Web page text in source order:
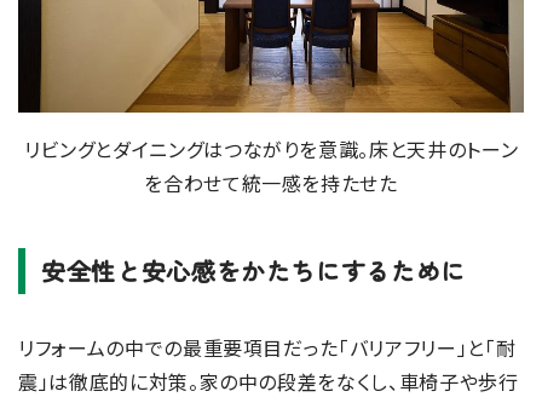
リビングとダイニングはつながりを意識。床と天井のトーン
を合わせて統一感を持たせた
安全性と安心感をかたちにするために
リフォームの中での最重要項目だった「バリアフリー」と「耐
震」は徹底的に対策。家の中の段差をなくし、車椅子や歩行